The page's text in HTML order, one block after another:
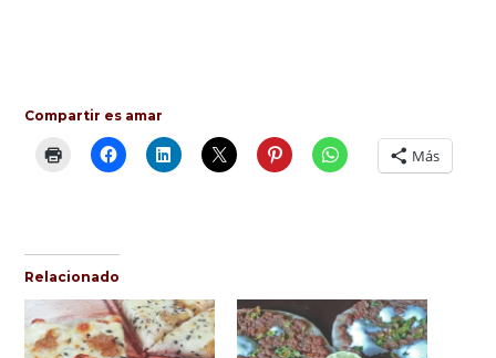
Compartir es amar
Más
Relacionado